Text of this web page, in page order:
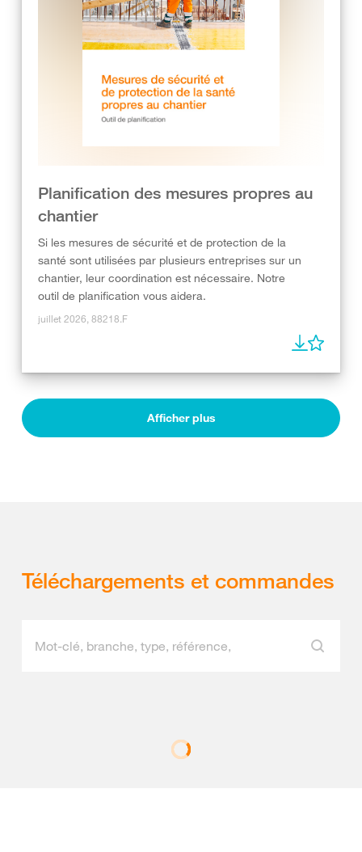
Planification des mesures propres au
chantier
Si les mesures de sécurité et de protection de la
santé sont utilisées par plusieurs entreprises sur un
chantier, leur coordination est nécessaire. ​Notre
outil de planification vous aidera.
juillet 2026, 88218.F
Afficher plus
Téléchargements et commandes